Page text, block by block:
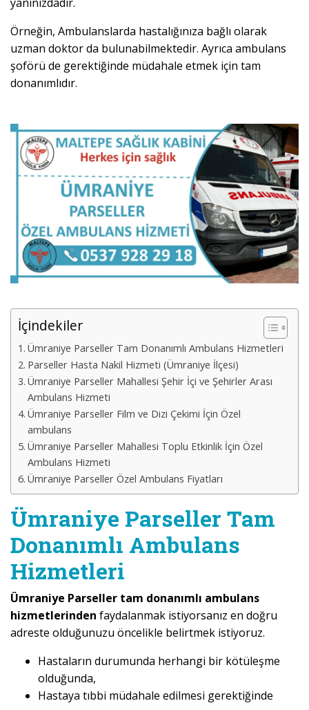
Örneğin, Ambulanslarda hastalığınıza bağlı olarak
uzman doktor da bulunabilmektedir. Ayrıca ambulans
şoförü de gerektiğinde müdahale etmek için tam
donanımlıdır.
İçindekiler
Ümraniye Parseller Tam Donanımlı Ambulans Hizmetleri
Parseller Hasta Nakil Hizmeti (Ümraniye İlçesi)
Ümraniye Parseller Mahallesi Şehir İçi ve Şehirler Arası
Ambulans Hizmeti
Ümraniye Parseller Film ve Dizi Çekimi İçin Özel
ambulans
Ümraniye Parseller Mahallesi Toplu Etkinlik İçin Özel
Ambulans Hizmeti
Ümraniye Parseller Özel Ambulans Fiyatları
Ümraniye Parseller Tam
Donanımlı Ambulans
Hizmetleri
Ümraniye Parseller tam donanımlı ambulans
hizmetlerinden faydalanmak istiyorsanız en doğru
adreste olduğunuzu öncelikle belirtmek istiyoruz.
Hastaların durumunda herhangi bir kötüleşme
olduğunda,
Hastaya tıbbi müdahale edilmesi gerektiğinde